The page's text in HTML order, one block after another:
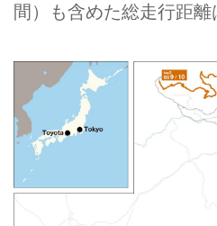
間）も含めた総走行距離